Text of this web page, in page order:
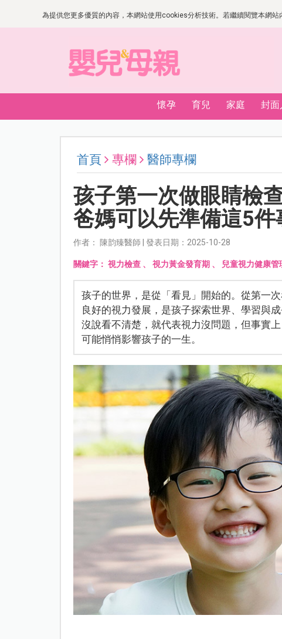
為提供您更多優質的內容，本網站使用cookies分析技術。若繼續閱覽本網
懷孕 育兒 家庭 封面
首頁 專欄 醫師專欄
孩子第一次做眼睛檢
爸媽可以先準備這5件
作者： 陳韵臻醫師 | 發表日期：2025-10-28
關鍵字： 視力檢查、 視力黃金發育期 、 兒童視力健康管
孩子的世界，是從「看見」開始的。從第一
良好的視力發展，是孩子探索世界、學習與
沒說看不清楚，就代表視力沒問題，但事實
可能悄悄影響孩子的一生。